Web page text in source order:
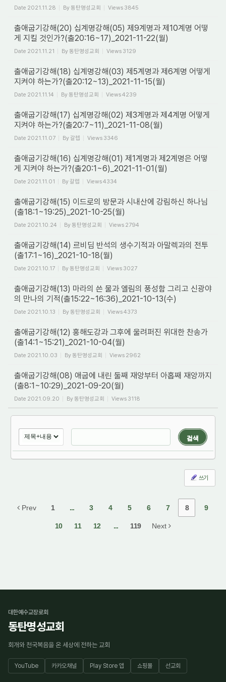
Date 2021.11.28 By동탄명성교회 Views 3845
출애굽기강해(20) 십계명강해(05) 제9계명과 제10계명 어떻
게 지킬 것인가?(출20:16~17)_2021-11-22(월)
Date 2021.11.21 By동탄명성교회 Views 3129
출애굽기강해(18) 십계명강해(03) 제5계명과 제6계명 어떻게
지켜야 하는가?(출20:12~13)_2021-11-15(월)
Date 2021.11.14 By동탄명성교회 Views4239
출애굽기강해(17) 십계명강해(02) 제3계명과 제4계명 어떻게
지켜야 하는가?(출20:7~11)_2021-11-08(월)
Date 2021.11.07 By갈렙 Views 3346
출애굽기강해(16) 십계명강해(01) 제1계명과 제2계명은 어떻
게 지켜야 하는가?(출20:1~6)_2021-11-01(월)
Date 2021.11.01 By갈렙 Views4334
출애굽기강해(15) 이드로의 방문과 시내산에 강림하신 하나님
(출18:1~19:25)_2021-10-25(월)
Date 2021.10.24 By동탄명성교회 Views 2794
출애굽기강해(14) 르비딤 반석의 생수기적과 아말렉과의 전투
(출17:1~16)_2021-10-18(월)
Date 2021.10.17 By동탄명성교회 Views 3027
출애굽기강해(13) 마라의 쓴 물과 엘림의 풍성함 그리고 신광야
의 만나의 기적(출15:22~16:36)_2021-10-13(수)
Date 2021.10.13 By동탄명성교회 Views4373
출애굽기강해(12) 홍해도강과 그후에 울려퍼진 위대한 찬송가
(출14:1~15:21)_2021-10-04(월)
Date 2021.10.03 By동탄명성교회 Views 2962
출애굽기강해(08) 애굽에 내린 둘째 재앙부터 아홉째 재앙까지
(출8:1~10:29)_2021-09-20(월)
Date 2021.09.20 By동탄명성교회 Views 3118
검색
쓰기
Prev 1 ... 3 4 5 6 7 8 9
10 11 12 ... 119 Next
대한예수교장로회
동탄명성교회
회개와 천국복음을 온 세상에 전하는 교회
YouTube 카카오채널 Play Store 앱 쇼핑몰 선교회